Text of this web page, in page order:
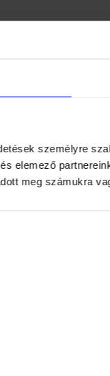
személyre
elemező
meg számukra